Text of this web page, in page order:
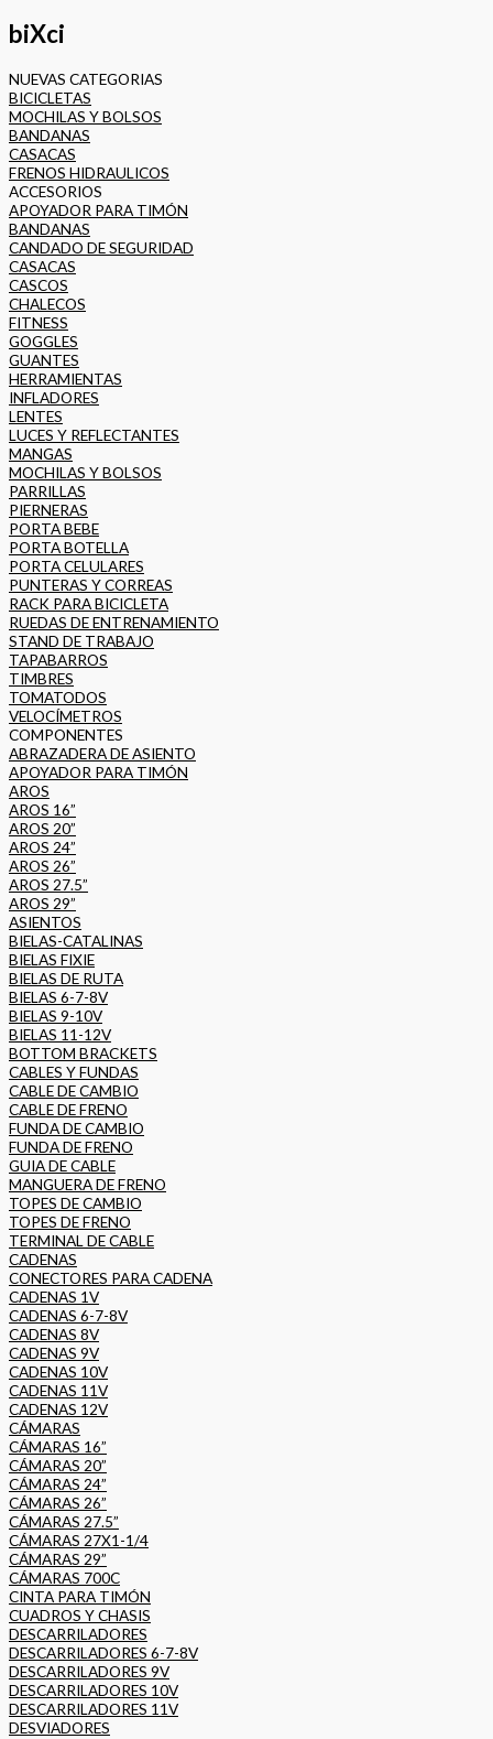
biXci
NUEVAS CATEGORIAS
BICICLETAS
MOCHILAS Y BOLSOS
BANDANAS
CASACAS
FRENOS HIDRAULICOS
ACCESORIOS
APOYADOR PARA TIMÓN
BANDANAS
CANDADO DE SEGURIDAD
CASACAS
CASCOS
CHALECOS
FITNESS
GOGGLES
GUANTES
HERRAMIENTAS
INFLADORES
LENTES
LUCES Y REFLECTANTES
MANGAS
MOCHILAS Y BOLSOS
PARRILLAS
PIERNERAS
PORTA BEBE
PORTA BOTELLA
PORTA CELULARES
PUNTERAS Y CORREAS
RACK PARA BICICLETA
RUEDAS DE ENTRENAMIENTO
STAND DE TRABAJO
TAPABARROS
TIMBRES
TOMATODOS
VELOCÍMETROS
COMPONENTES
ABRAZADERA DE ASIENTO
APOYADOR PARA TIMÓN
AROS
AROS 16”
AROS 20”
AROS 24”
AROS 26”
AROS 27.5”
AROS 29”
ASIENTOS
BIELAS-CATALINAS
BIELAS FIXIE
BIELAS DE RUTA
BIELAS 6-7-8V
BIELAS 9-10V
BIELAS 11-12V
BOTTOM BRACKETS
CABLES Y FUNDAS
CABLE DE CAMBIO
CABLE DE FRENO
FUNDA DE CAMBIO
FUNDA DE FRENO
GUIA DE CABLE
MANGUERA DE FRENO
TOPES DE CAMBIO
TOPES DE FRENO
TERMINAL DE CABLE
CADENAS
CONECTORES PARA CADENA
CADENAS 1V
CADENAS 6-7-8V
CADENAS 8V
CADENAS 9V
CADENAS 10V
CADENAS 11V
CADENAS 12V
CÁMARAS
CÁMARAS 16”
CÁMARAS 20”
CÁMARAS 24”
CÁMARAS 26”
CÁMARAS 27.5”
CÁMARAS 27X1-1/4
CÁMARAS 29”
CÁMARAS 700C
CINTA PARA TIMÓN
CUADROS Y CHASIS
DESCARRILADORES
DESCARRILADORES 6-7-8V
DESCARRILADORES 9V
DESCARRILADORES 10V
DESCARRILADORES 11V
DESVIADORES